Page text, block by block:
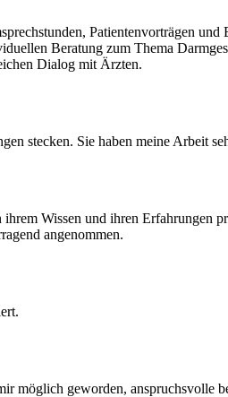
Patientenvorträgen
Beratung zum Thema
Dialog mit Ärzten.
stecken. Sie haben meine Arbeit
Wissen und ihren
angenommen.
möglich geworden, anspruchsvolle